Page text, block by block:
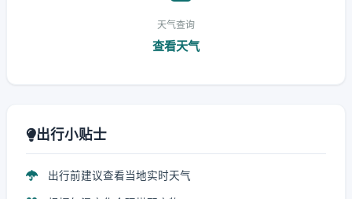
天气查询
查看天气
出行小贴士
出行前建议查看当地实时天气